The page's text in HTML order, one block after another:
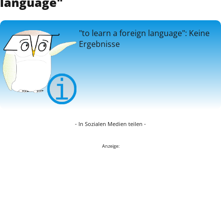
"to learn a foreign language": Keine
Ergebnisse
- In Sozialen Medien teilen -
Anzeige: